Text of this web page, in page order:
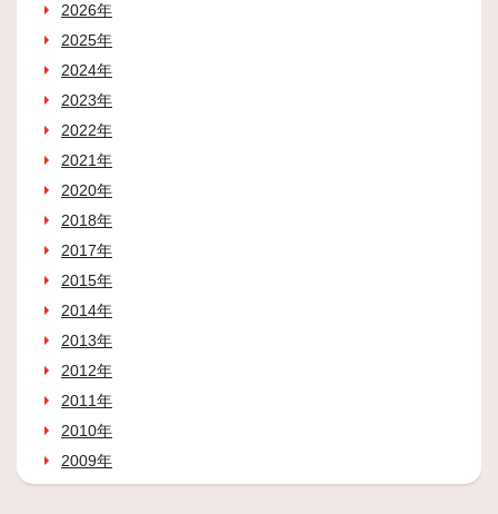
2026年
2025年
2024年
2023年
2022年
2021年
2020年
2018年
2017年
2015年
2014年
2013年
2012年
2011年
2010年
2009年